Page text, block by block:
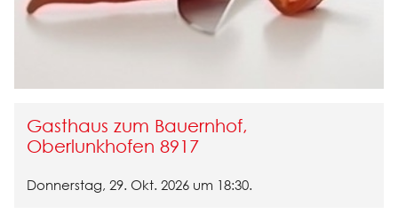
Gasthaus zum Bauernhof,
Oberlunkhofen 8917
Donnerstag, 29. Okt. 2026 um 18:30.